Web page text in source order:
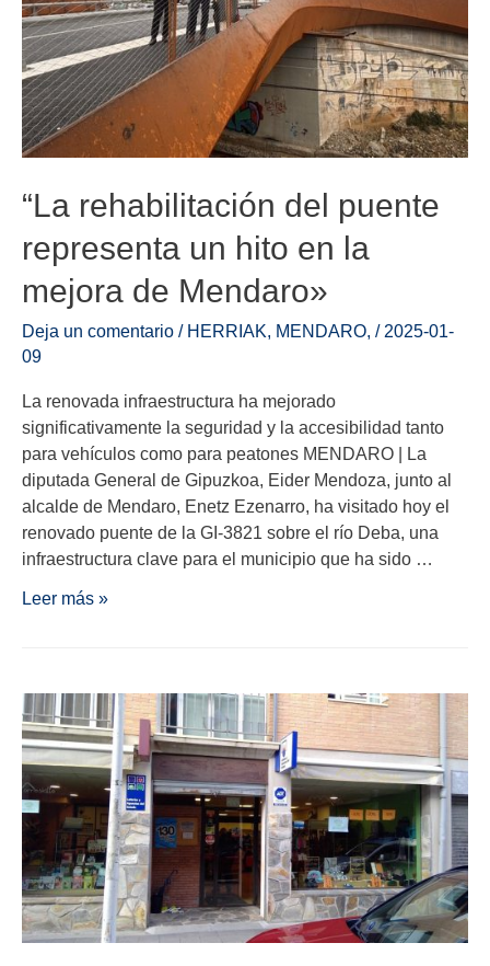
“La rehabilitación del puente
representa un hito en la
mejora de Mendaro»
Deja un comentario / HERRIAK, MENDARO, / 2025-01-
09
La renovada infraestructura ha mejorado
significativamente la seguridad y la accesibilidad tanto
para vehículos como para peatones MENDARO | La
diputada General de Gipuzkoa, Eider Mendoza, junto al
alcalde de Mendaro, Enetz Ezenarro, ha visitado hoy el
renovado puente de la GI-3821 sobre el río Deba, una
infraestructura clave para el municipio que ha sido …
Leer más »